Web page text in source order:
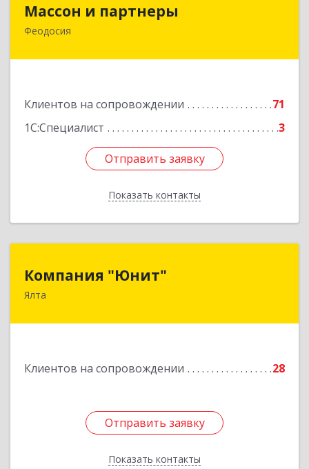
Массон и партнеры
Феодосия
Клиентов на сопровождении
71
1С:Специалист
3
Отправить заявку
Показать контакты
298112, Крым Респ, Феодосия г, Крымская ул,
Отправить заявку
Назад
Компания "Юнит"
Ялта
Клиентов на сопровождении 28
Отправить заявку
Показать контакты
298600, Крым Респ, Ялта г, Васильева ул, дом №
Отправить заявку
Назад